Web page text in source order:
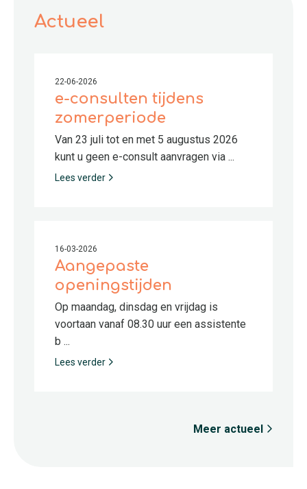
Actueel
22-06-2026
e-consulten tijdens
zomerperiode
Van 23 juli tot en met 5 augustus 2026
kunt u geen e-consult aanvragen via ...
Lees verder
16-03-2026
Aangepaste
openingstijden
Op maandag, dinsdag en vrijdag is
voortaan vanaf 08.30 uur een assistente
b ...
Lees verder
Meer actueel